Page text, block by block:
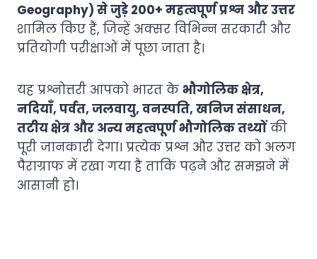
Geography) से जुड़े 200+ महत्वपूर्ण प्रश्न और उत्तर
शामिल किए हैं, जिन्हें अक्सर विभिन्न सरकारी और
प्रतियोगी परीक्षाओं में पूछा जाता है।
यह प्रश्नोत्तरी आपको भारत के भौगोलिक क्षेत्र,
नदियाँ, पर्वत, जलवायु, वनस्पति, खनिज संसाधन,
तटीय क्षेत्र और अन्य महत्वपूर्ण भौगोलिक तथ्यों की
पूरी जानकारी देगा। प्रत्येक प्रश्न और उत्तर को अलग
पैराग्राफ में रखा गया है ताकि पढ़ने और समझने में
आसानी हो।